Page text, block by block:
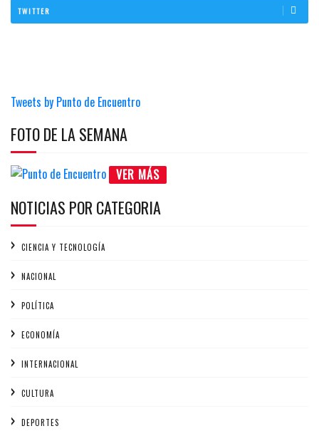
TWITTER
Tweets by Punto de Encuentro
FOTO DE LA SEMANA
VER MÁS
NOTICIAS POR CATEGORIA
CIENCIA Y TECNOLOGÍA
NACIONAL
POLÍTICA
ECONOMÍA
INTERNACIONAL
CULTURA
DEPORTES